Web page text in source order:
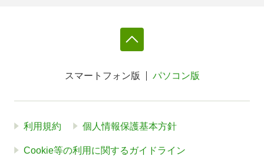
スマートフォン版 パソコン版
利用規約 個人情報保護基本方針
Cookie等の利用に関するガイドライン